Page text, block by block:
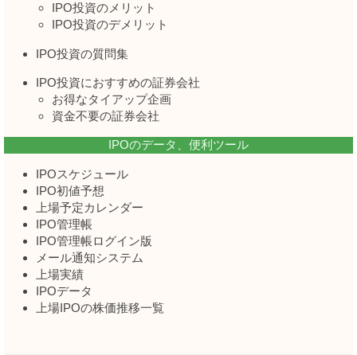
IPO投資のメリット
IPO投資のデメリット
IPO投資の質問集
IPO投資におすすめの証券会社
お得なタイアップ企画
資金不要の証券会社
IPOのデータ、便利ツール
IPOスケジュール
IPO初値予想
上場予定カレンダー
IPO管理帳
IPO管理帳ログイン版
メール通知システム
上場実績
IPOデータ
上場IPOの株価推移一覧